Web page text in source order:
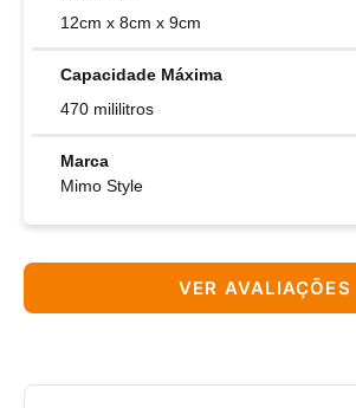
12cm x 8cm x 9cm
Capacidade Máxima
470 mililitros
Marca
Mimo Style
VER AVALIAÇÕES